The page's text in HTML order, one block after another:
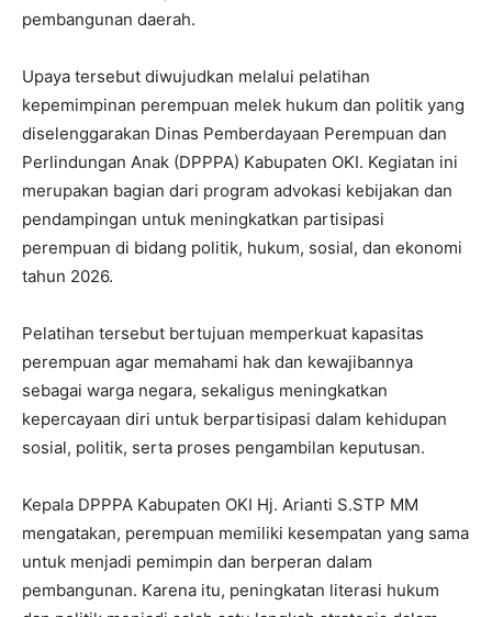
pembangunan daerah.
Upaya tersebut diwujudkan melalui pelatihan
kepemimpinan perempuan melek hukum dan politik yang
diselenggarakan Dinas Pemberdayaan Perempuan dan
Perlindungan Anak (DPPPA) Kabupaten OKI. Kegiatan ini
merupakan bagian dari program advokasi kebijakan dan
pendampingan untuk meningkatkan partisipasi
perempuan di bidang politik, hukum, sosial, dan ekonomi
tahun 2026.
Pelatihan tersebut bertujuan memperkuat kapasitas
perempuan agar memahami hak dan kewajibannya
sebagai warga negara, sekaligus meningkatkan
kepercayaan diri untuk berpartisipasi dalam kehidupan
sosial, politik, serta proses pengambilan keputusan.
Kepala DPPPA Kabupaten OKI Hj. Arianti S.STP MM
mengatakan, perempuan memiliki kesempatan yang sama
untuk menjadi pemimpin dan berperan dalam
pembangunan. Karena itu, peningkatan literasi hukum